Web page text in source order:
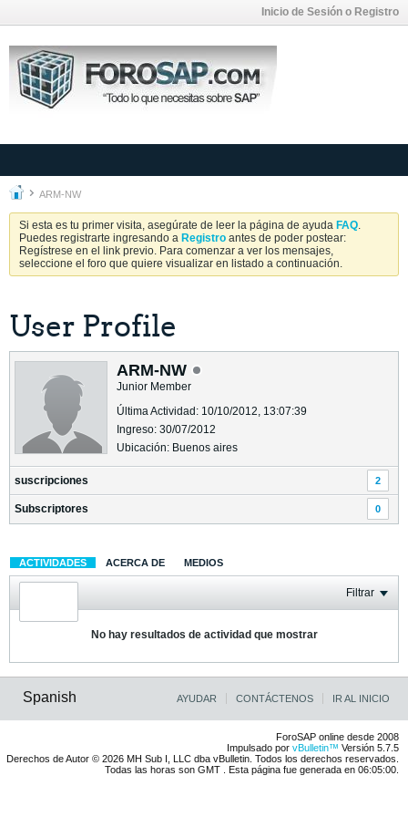
Inicio de Sesión o Registro
ARM-NW
Si esta es tu primer visita, asegúrate de leer la página de ayuda FAQ.
Puedes registrarte ingresando a Registro antes de poder postear:
Regístrese en el link previo. Para comenzar a ver los mensajes,
seleccione el foro que quiere visualizar en listado a continuación.
User Profile
ARM-NW
Junior Member
Última Actividad: 10/10/2012, 13:07:39
Ingreso: 30/07/2012
Ubicación: Buenos aires
suscripciones 2
Subscriptores 0
ACTIVIDADES ACERCA DE MEDIOS
Filtrar
No hay resultados de actividad que mostrar
Spanish AYUDAR CONTÁCTENOS IR AL INICIO
ForoSAP online desde 2008
Impulsado por vBulletin™ Versión 5.7.5
Derechos de Autor © 2026 MH Sub I, LLC dba vBulletin. Todos los derechos reservados.
Todas las horas son GMT . Esta página fue generada en 06:05:00.